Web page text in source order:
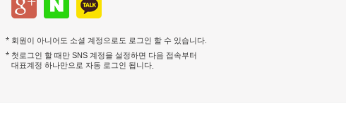
회원이 아니어도 소셜 계정으로도 로그인 할 수 있습니다.
첫로그인 할 때만 SNS 계정을 설정하면 다음 접속부터
대표계정 하나만으로 자동 로그인 됩니다